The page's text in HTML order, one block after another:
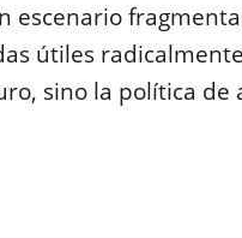
escenario
útiles
sino la política de